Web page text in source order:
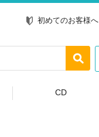
初めてのお客様へ
CD